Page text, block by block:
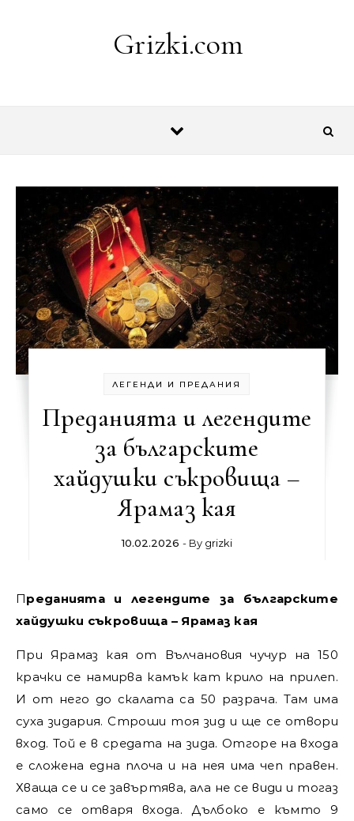
Grizki.com
ЛЕГЕНДИ И ПРЕДАНИЯ
Преданията и легендите
за българските
хайдушки съкровища –
Ярамаз кая
10.02.2026 - By grizki
Преданията и легендите за българските
хайдушки съкровища – Ярамаз кая
При Ярамаз кая от Вълчановия чучур на 150
крачки се намирва камък кат крило на прилеп.
И от него до скалата са 50 разрача. Там има
суха зидария. Строши тоя зид и ще се отвори
вход. Той е в средата на зида. Отгоре на входа
е сложена една плоча и на нея има чеп правен.
Хваща се и се завъртява, ала не се види и тогаз
само се отваря входа. Дълбоко е къмто 9